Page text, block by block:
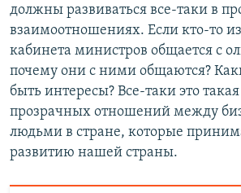
должны развиваться все-таки в
взаимоотношениях. Если кто-то
кабинета министров общается с
почему они с ними общаются?
быть интересы? Все-таки это
прозрачных отношений между
людьми в стране, которые
развитию нашей страны.